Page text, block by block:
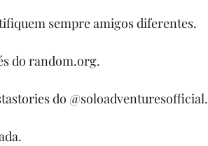
sempre amigos diferentes.
do random.org.
do @soloadventuresofficial.